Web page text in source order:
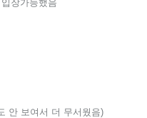
장가능했음
안 보여서 더 무서웠음)